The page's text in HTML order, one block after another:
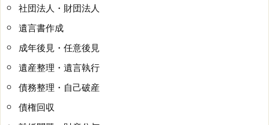
社団法人・財団法人
遺言書作成
成年後見・任意後見
遺産整理・遺言執行
債務整理・自己破産
債権回収